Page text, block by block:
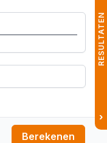
Berekenen
RESULTATEN
›